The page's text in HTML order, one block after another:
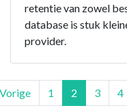
retentie van zowel
database is stuk
provider.
1 2 3 4